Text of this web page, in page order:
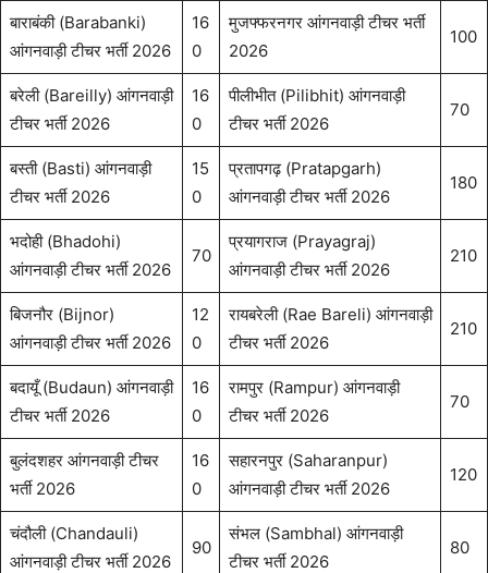
बाराबंकी (Barabanki)
आंगनवाड़ी टीचर भर्ती 2026
16
0
मुजफ्फरनगर आंगनवाड़ी टीचर भर्ती
2026
100
बरेली (Bareilly) आंगनवाड़ी
टीचर भर्ती 2026
16
0
पीलीभीत (Pilibhit) आंगनवाड़ी
टीचर भर्ती 2026
70
बस्ती (Basti) आंगनवाड़ी
टीचर भर्ती 2026
15
0
प्रतापगढ़ (Pratapgarh)
आंगनवाड़ी टीचर भर्ती 2026
180
भदोही (Bhadohi)
आंगनवाड़ी टीचर भर्ती 2026
70
प्रयागराज (Prayagraj)
आंगनवाड़ी टीचर भर्ती 2026
210
बिजनौर (Bijnor)
आंगनवाड़ी टीचर भर्ती 2026
12
0
रायबरेली (Rae Bareli) आंगनवाड़ी
टीचर भर्ती 2026
210
बदायूँ (Budaun) आंगनवाड़ी
टीचर भर्ती 2026
16
0
रामपुर (Rampur) आंगनवाड़ी
टीचर भर्ती 2026
70
बुलंदशहर आंगनवाड़ी टीचर
भर्ती 2026
16
0
सहारनपुर (Saharanpur)
आंगनवाड़ी टीचर भर्ती 2026
120
चंदौली (Chandauli)
आंगनवाड़ी टीचर भर्ती 2026
90
संभल (Sambhal) आंगनवाड़ी
टीचर भर्ती 2026
80